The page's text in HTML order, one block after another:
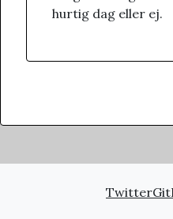
hurtig dag eller ej.
Twitter